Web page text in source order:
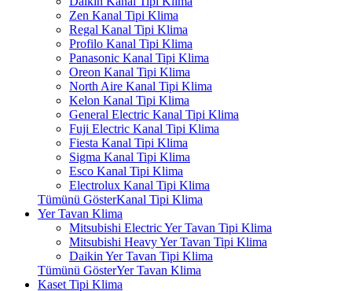
Zen Kanal Tipi Klima
Regal Kanal Tipi Klima
Profilo Kanal Tipi Klima
Panasonic Kanal Tipi Klima
Oreon Kanal Tipi Klima
North Aire Kanal Tipi Klima
Kelon Kanal Tipi Klima
General Electric Kanal Tipi Klima
Fuji Electric Kanal Tipi Klima
Fiesta Kanal Tipi Klima
Sigma Kanal Tipi Klima
Esco Kanal Tipi Klima
Electrolux Kanal Tipi Klima
Tümünü GösterKanal Tipi Klima
Yer Tavan Klima
Mitsubishi Electric Yer Tavan Tipi Klima
Mitsubishi Heavy Yer Tavan Tipi Klima
Daikin Yer Tavan Tipi Klima
Tümünü GösterYer Tavan Klima
Kaset Tipi Klima